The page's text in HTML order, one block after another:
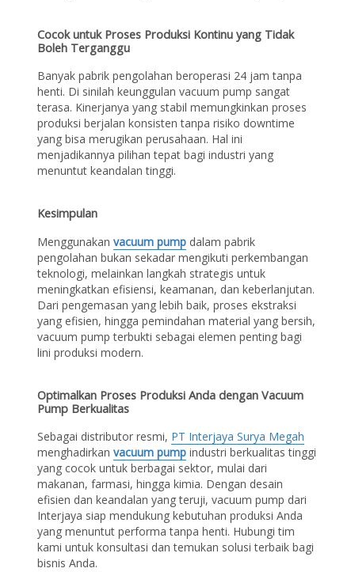
Cocok untuk Proses Produksi Kontinu yang Tidak
Boleh Terganggu
Banyak pabrik pengolahan beroperasi 24 jam tanpa
henti. Di sinilah keunggulan vacuum pump sangat
terasa. Kinerjanya yang stabil memungkinkan proses
produksi berjalan konsisten tanpa risiko downtime
yang bisa merugikan perusahaan. Hal ini
menjadikannya pilihan tepat bagi industri yang
menuntut keandalan tinggi.
Kesimpulan
Menggunakanvacuum pump dalam pabrik
pengolahan bukan sekadar mengikuti perkembangan
teknologi, melainkan langkah strategis untuk
meningkatkan efisiensi, keamanan, dan keberlanjutan.
Dari pengemasan yang lebih baik, proses ekstraksi
yang efisien, hingga pemindahan material yang bersih,
vacuum pump terbukti sebagai elemen penting bagi
lini produksi modern.
Optimalkan Proses Produksi Anda dengan Vacuum
Pump Berkualitas
Sebagai distributor resmi, PT Interjaya Surya Megah
menghadirkanvacuum pump industri berkualitas tinggi
yang cocok untuk berbagai sektor, mulai dari
makanan, farmasi, hingga kimia. Dengan desain
efisien dan keandalan yang teruji, vacuum pump dari
Interjaya siap mendukung kebutuhan produksi Anda
yang menuntut performa tanpa henti. Hubungi tim
kami untuk konsultasi dan temukan solusi terbaik bagi
bisnis Anda.